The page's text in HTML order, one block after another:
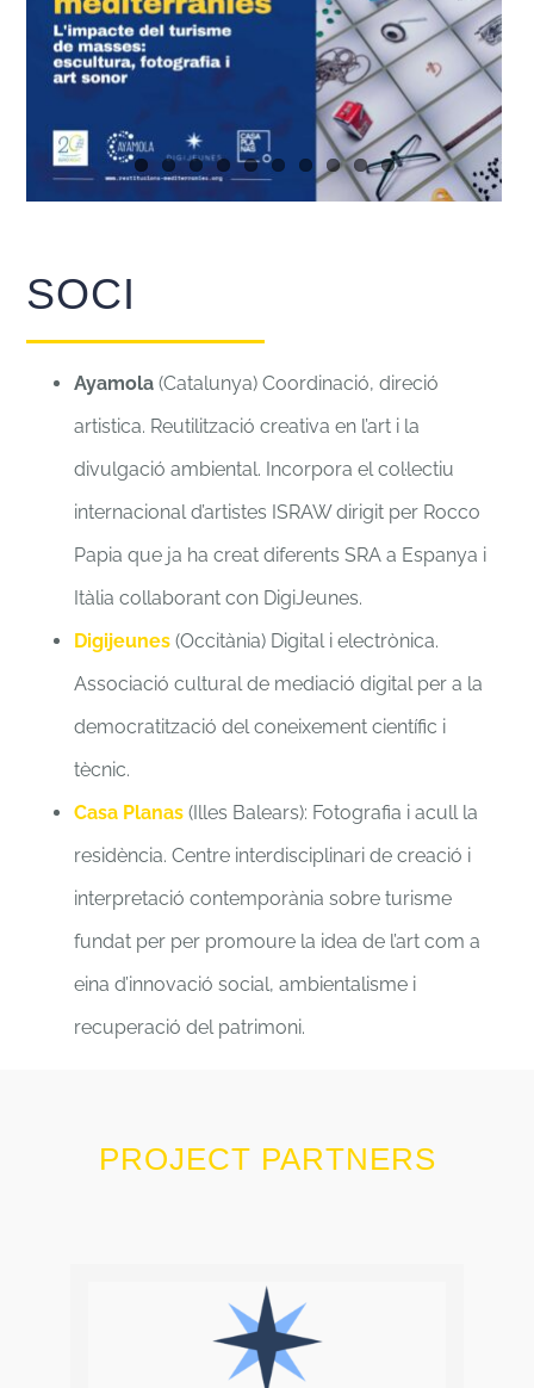
SOCI
Ayamola (Catalunya) Coordinació, direció
artistica. Reutilització creativa en l’art i la
divulgació ambiental. Incorpora el col·lectiu
internacional d’artistes ISRAW dirigit per Rocco
Papia que ja ha creat diferents SRA a Espanya i
Itàlia collaborant con DigiJeunes.
Digijeunes (Occitània) Digital i electrònica.
Associació cultural de mediació digital per a la
democratització del coneixement científic i
tècnic.
Casa Planas (Illes Balears): Fotografia i acull la
residència. Centre interdisciplinari de creació i
interpretació contemporània sobre turisme
fundat per per promoure la idea de l’art com a
eina d’innovació social, ambientalisme i
recuperació del patrimoni.
PROJECT PARTNERS